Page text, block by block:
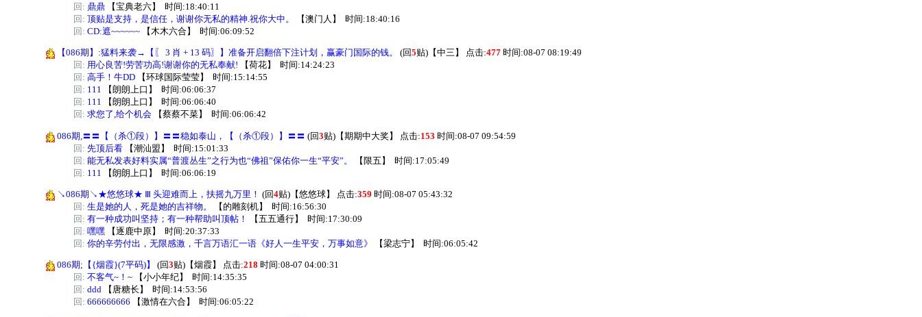
回: 鼎鼎 【宝典老六】
时间:18:40:11
回: 顶贴是支持，是信任，谢谢你无私的精神.祝你大中。 【澳门人 】
时间:18:40:16
回: CD:遮~~~~~~ 【 木木六合】 时间:06:09:52
【086期】:猛料来袭→【〖 3 肖 + 13 码〗】准备开启翻倍下注计划，赢豪门国际的钱。 (回5贴)【中三 】 点击:477 时间:08-07 08:19:49
回: 用心良苦!劳苦功高!谢谢你的无私奉献! 【荷花】
时间:14:24:23
回: 高手！牛DD 【环球国际莹莹】
时间:15:14:55
回: 111 【朗朗上口 】
时间:06:06:37
回: 111 【朗朗上口 】
时间:06:06:40
回: 求您了,给个机会 【蔡蔡不菜】 时间:06:06:42
086期,〓〓【（杀①段）】〓〓稳如泰山，【（杀①段）】〓〓 (回3贴)【期期中大奖】 点击:153 时间:08-07 09:54:59
回: 先顶后看 【潮汕盟】
时间:15:01:33
回: 能无私发表好料实属“普渡丛生”之行为也“佛祖”保佑你一生“平安”。 【限五】
时间:17:05:49
回: 111 【朗朗上口 】 时间:06:06:19
↘086期↘★悠悠球★ Ⅲ 头迎难而上，扶摇九万里！ (回4贴)【悠悠球】 点击:359 时间:08-07 05:43:32
回: 生是她的人，死是她的吉祥物。 【的雕刻机】
时间:16:56:30
回: 有一种成功叫坚持；有一种帮助叫顶帖！ 【五五通行】
时间:17:30:09
回: 嘿嘿 【逐鹿中原】
时间:20:37:33
回: 你的辛劳付出，无限感激，千言万语汇一语《好人一生平安，万事如意》 【梁志宁】 时间:06:05:42
086期;【{烟霞}(7平码)】 (回3贴)【烟霞】 点击:218 时间:08-07 04:00:31
回: 不客气~！~ 【小小年纪】
时间:14:35:35
回: ddd 【 唐糖长 】
时间:14:53:56
回: 666666666 【激情在六合】 时间:06:05:22